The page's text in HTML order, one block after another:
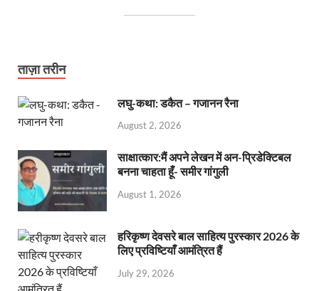
ताज़ा तरीन
लघु-कथा: डकैत – गजानन रैना
August 2, 2026
साक्षात्कार:मैं अपने लेखन में अन-प्रिडेक्टिबल
बनना चाहता हूँ- समीर गांगुली
August 1, 2026
हरिकृष्ण देवसरे बाल साहित्य पुरस्कार 2026 के
लिए प्रविष्टियाँ आमंत्रित हैं
July 29, 2026